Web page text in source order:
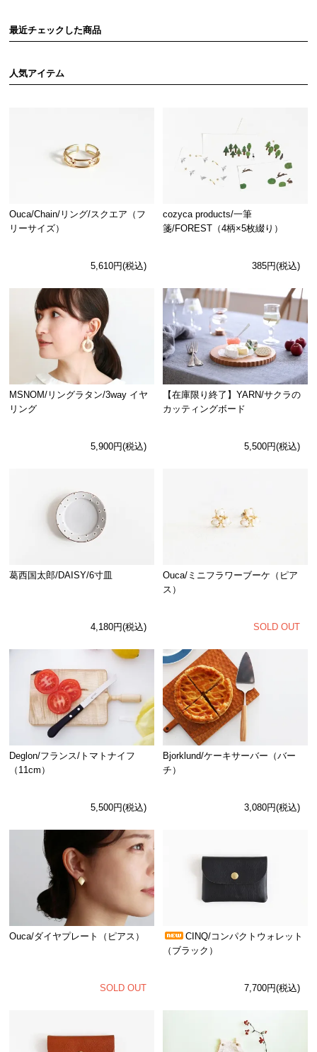
最近チェックした商品
人気アイテム
Ouca/Chain/リング/スクエア（フ
リーサイズ）
5,610円(税込)
cozyca products/一筆
箋/FOREST（4柄×5枚綴り）
385円(税込)
MSNOM/リングラタン/3way イヤ
リング
5,900円(税込)
【在庫限り終了】YARN/サクラの
カッティングボード
5,500円(税込)
葛西国太郎/DAISY/6寸皿
4,180円(税込)
Ouca/ミニフラワーブーケ（ピア
ス）
SOLD OUT
Deglon/フランス/トマトナイフ
（11cm）
5,500円(税込)
Bjorklund/ケーキサーバー（バー
チ）
3,080円(税込)
Ouca/ダイヤプレート（ピアス）
SOLD OUT
CINQ/コンパクトウォレット
（ブラック）
7,700円(税込)